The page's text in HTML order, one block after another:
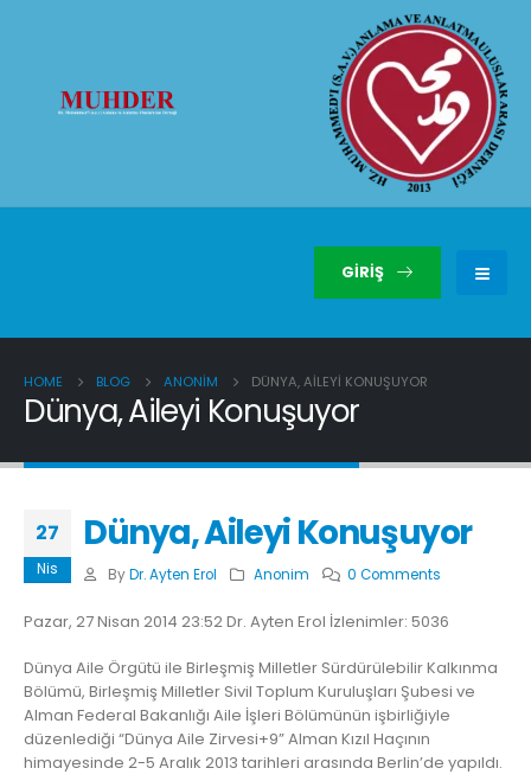
GIRIŞ
HOME BLOG ANONIM DÜNYA, AILEYI KONUŞUYOR
Dünya, Aileyi Konuşuyor
27
Nis
Dünya, Aileyi Konuşuyor
By Dr. Ayten Erol Anonim 0 Comments
Pazar, 27 Nisan 2014 23:52 Dr. Ayten Erol İzlenimler: 5036
Dünya Aile Örgütü ile Birleşmiş Milletler Sürdürülebilir Kalkınma
Bölümü, Birleşmiş Milletler Sivil Toplum Kuruluşları Şubesi ve
Alman Federal Bakanlığı Aile İşleri Bölümünün işbirliğiyle
düzenlediği “Dünya Aile Zirvesi+9” Alman Kızıl Haçının
himayesinde 2-5 Aralık 2013 tarihleri arasında Berlin’de yapıldı.